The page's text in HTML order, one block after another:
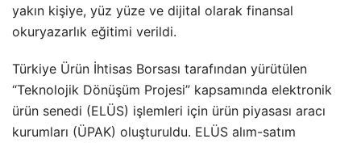
yakın kişiye, yüz yüze ve dijital olarak finansal
okuryazarlık eğitimi verildi.
Türkiye Ürün İhtisas Borsası tarafından yürütülen
“Teknolojik Dönüşüm Projesi” kapsamında elektronik
ürün senedi (ELÜS) işlemleri için ürün piyasası aracı
kurumları (ÜPAK) oluşturuldu. ELÜS alım-satım